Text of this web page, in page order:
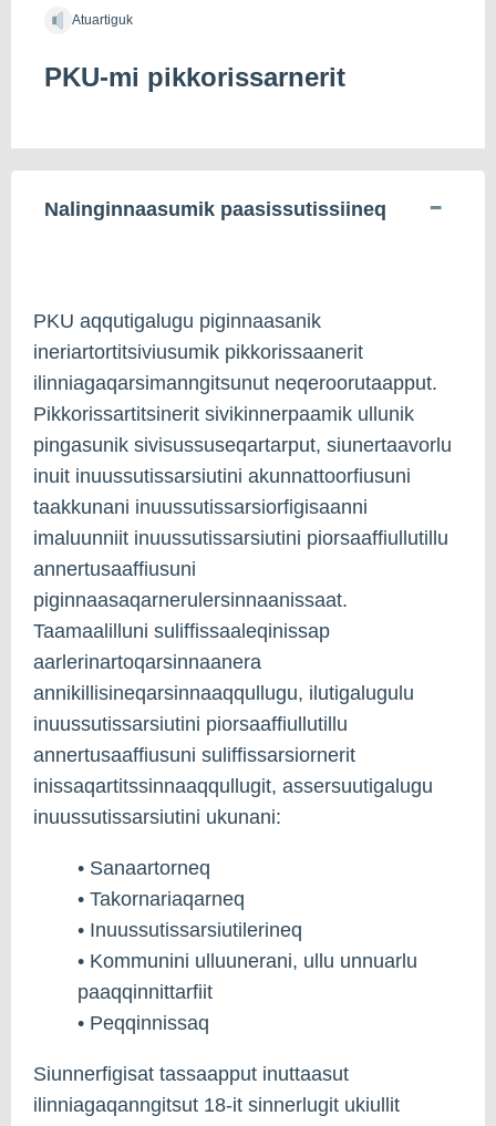
Atuartiguk
PKU-mi pikkorissarnerit
Nalinginnaasumik paasissutissiineq
PKU aqqutigalugu piginnaasanik
ineriartortitsiviusumik pikkorissaanerit
ilinniagaqarsimanngitsunut neqeroorutaapput.
Pikkorissartitsinerit sivikinnerpaamik ullunik
pingasunik sivisussuseqartarput, siunertaavorlu
inuit inuussutissarsiutini akunnattoorfiusuni
taakkunani inuussutissarsiorfigisaanni
imaluunniit inuussutissarsiutini piorsaaffiullutillu
annertusaaffiusuni
piginnaasaqarnerulersinnaanissaat.
Taamaalilluni suliffissaaleqinissap
aarlerinartoqarsinnaanera
annikillisineqarsinnaaqqullugu, ilutigalugulu
inuussutissarsiutini piorsaaffiullutillu
annertusaaffiusuni suliffissarsiornerit
inissaqartitssinnaaqqullugit, assersuutigalugu
inuussutissarsiutini ukunani:
• Sanaartorneq
• Takornariaqarneq
• Inuussutissarsiutilerineq
• Kommunini ulluunerani, ullu unnuarlu
paaqqinnittarfiit
• Peqqinnissaq
Siunnerfigisat tassaapput inuttaasut
ilinniagaqanngitsut 18-it sinnerlugit ukiullit